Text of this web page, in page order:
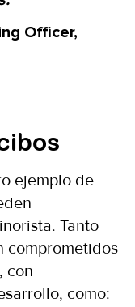
Officer,
ejemplo de
Tanto
comprometidos
con
como: